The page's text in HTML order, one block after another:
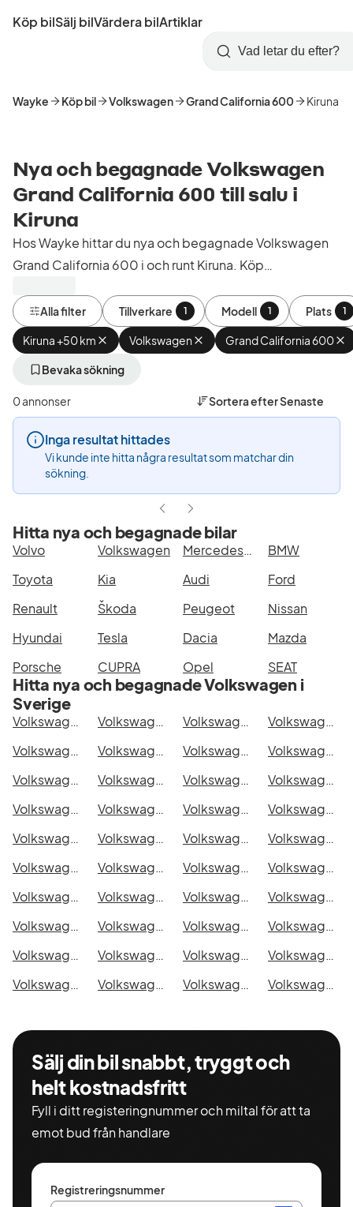
till
Startsida
Köp bilSälj bilVärdera bilArtiklar
Skapa
konto
Logga
in
Sök
Wayke Köp bil Volkswagen Grand California 600 Kiruna
Nya och begagnade Volkswagen
Grand California 600 till salu i
Kiruna
Hos Wayke hittar du nya och begagnade Volkswagen
Grand California 600 i och runt Kiruna. Köp
Sverige.Alla filter Tillverkare 1 Modell 1 Plats 1
Kiruna +50 km Ta
bort
aktivt
(Plats)
Volkswagen Ta
bort
Volkswagen
Grand California 600 Ta
Bevaka sökning
0 annonser Sortera efterSenaste
Inga resultat hittades
Vi kunde inte hitta några resultat som matchar din
sökning.
Hitta nya och begagnade bilar
Volvo Volkswagen Mercedes-Benz
BMW
Toyota
Kia Audi
Ford
Renault
Škoda Peugeot
Nissan
Hyundai
Tesla Dacia
Mazda
Porsche
CUPRA Opel SEAT
Hitta nya och begagnade Volkswagen i
Sverige
Volkswagen Grand California 600 i Stockholm Volkswagen Grand California 600 i Göteborg Volkswagen Grand California 600 i Helsingborg
Volkswagen Grand California 600 i Jönköping
Volkswagen Grand California 600 i Malmö
Volkswagen Grand California 600 i Örebro Volkswagen Grand California 600 i Norrköping
Volkswagen Grand California 600 i Linköping
Volkswagen Grand California 600 i Uppsala
Volkswagen Grand California 600 i Västerås Volkswagen Grand California 600 i Halmstad
Volkswagen Grand California 600 i Växjö
Volkswagen Grand California 600 i Eskilstuna
Volkswagen Grand California 600 i Kalmar Volkswagen Grand California 600 i Karlskrona
Volkswagen Grand California 600 i Karlstad
Volkswagen Grand California 600 i Kristianstad
Volkswagen Grand California 600 i Sundsvall Volkswagen Grand California 600 i Umeå
Volkswagen Grand California 600 i Varberg
Volkswagen Grand California 600 i Borås
Volkswagen Grand California 600 i Falkenberg Volkswagen Grand California 600 i Gävle
Volkswagen Grand California 600 i Luleå
Volkswagen Grand California 600 i Lund
Volkswagen Grand California 600 i Mönsterås Volkswagen Grand California 600 i Uddevalla
Volkswagen Grand California 600 i Västervik
Volkswagen Grand California 600 i Ystad
Volkswagen Grand California 600 i Östersund Volkswagen Grand California 600 i Borlänge
Volkswagen Grand California 600 i Kiruna
Volkswagen Grand California 600 i Nyköping
Volkswagen Grand California 600 i Oskarshamn Volkswagen Grand California 600 i Sigtuna
Volkswagen Grand California 600 i Skellefteå
Volkswagen Grand California 600 i Skövde
Volkswagen Grand California 600 i Trollhättan Volkswagen Grand California 600 i Alingsås Volkswagen Grand California 600 i Båstad
Sälj din bil snabbt, tryggt och
helt kostnadsfritt
Fyll i ditt registeringnummer och miltal för att ta
emot bud från handlare
Registreringsnummer